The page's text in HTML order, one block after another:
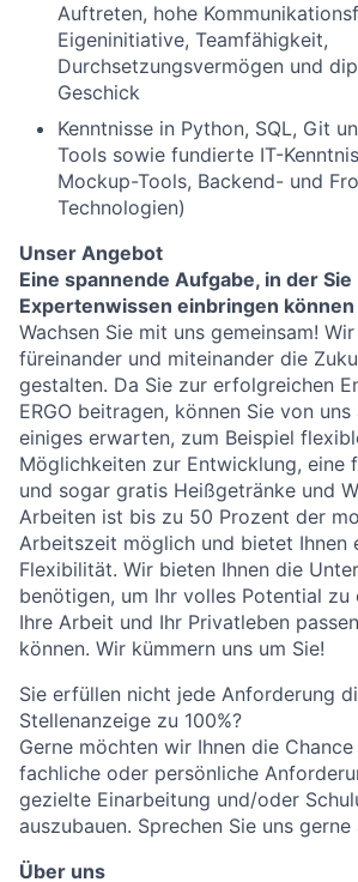
Auftreten, hohe
Eigeninitiative, Teamfähigkeit,
Durchsetzungsvermögen und
Geschick
Kenntnisse in Python, SQL, Git
Tools sowie fundierte IT-
Mockup-Tools, Backend- und
Technologien)
Unser Angebot
Eine spannende Aufgabe, in der Sie
Expertenwissen einbringen können
Wachsen Sie mit uns gemeinsam!
füreinander und miteinander die
gestalten. Da Sie zur erfolgreichen
ERGO beitragen, können Sie von
einiges erwarten, zum Beispiel
Möglichkeiten zur Entwicklung, eine
und sogar gratis Heißgetränke und
Arbeiten ist bis zu 50 Prozent der
Arbeitszeit möglich und bietet Ihnen
Flexibilität. Wir bieten Ihnen die
benötigen, um Ihr volles Potential
Ihre Arbeit und Ihr Privatleben
können. Wir kümmern uns um Sie!
Sie erfüllen nicht jede Anforderung
Stellenanzeige zu 100%?
Gerne möchten wir Ihnen die
fachliche oder persönliche
gezielte Einarbeitung und/oder
auszubauen. Sprechen Sie uns gerne
Über uns